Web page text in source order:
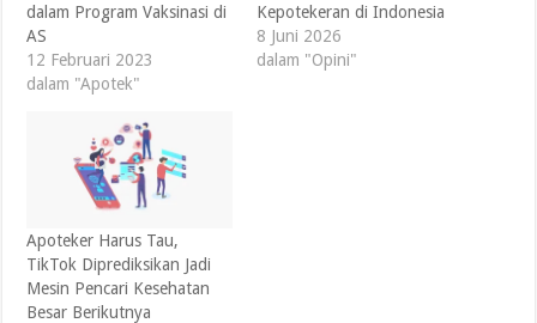
dalam Program Vaksinasi di
AS
12 Februari 2023
dalam "Apotek"
Kepotekeran di Indonesia
8 Juni 2026
dalam "Opini"
Apoteker Harus Tau,
TikTok Diprediksikan Jadi
Mesin Pencari Kesehatan
Besar Berikutnya